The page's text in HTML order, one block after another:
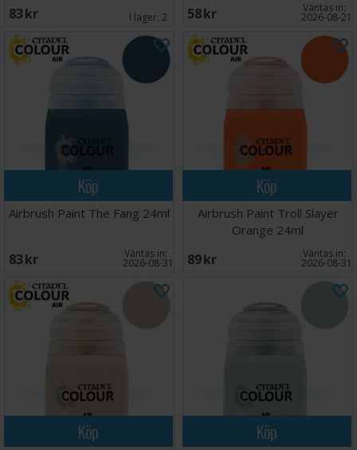
83 SEK I lager: 2 58 SEK Väntas in:
2026-08-21
Köp
Airbrush Paint The Fang 24ml
83 SEK Väntas in:
2026-08-31
Köp
Airbrush Paint Troll Slayer
Orange 24ml
89 SEK Väntas in:
2026-08-31
Köp Köp